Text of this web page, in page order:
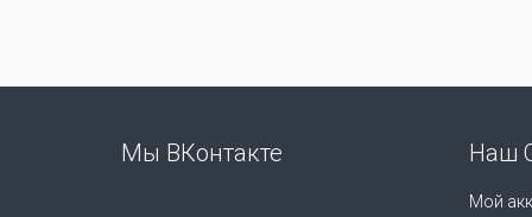
Мы ВКонтакте Наш
Мой